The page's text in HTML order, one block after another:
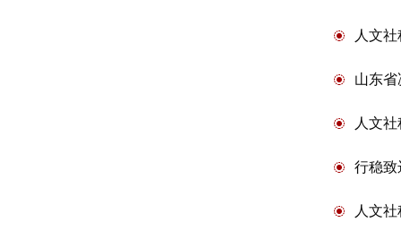
人文
山东
人文
行稳致
人文